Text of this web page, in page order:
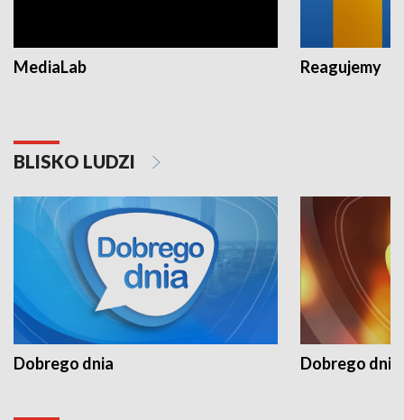
MediaLab Reagujemy
BLISKO LUDZI
Dobrego dnia Dobrego dnia